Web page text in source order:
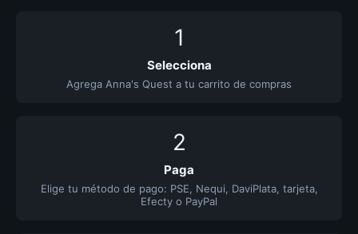
1
Selecciona
Agrega Anna's Quest a tu carrito de compras
2
Paga
Elige tu método de pago: PSE, Nequi, DaviPlata, tarjeta,
Efecty o PayPal